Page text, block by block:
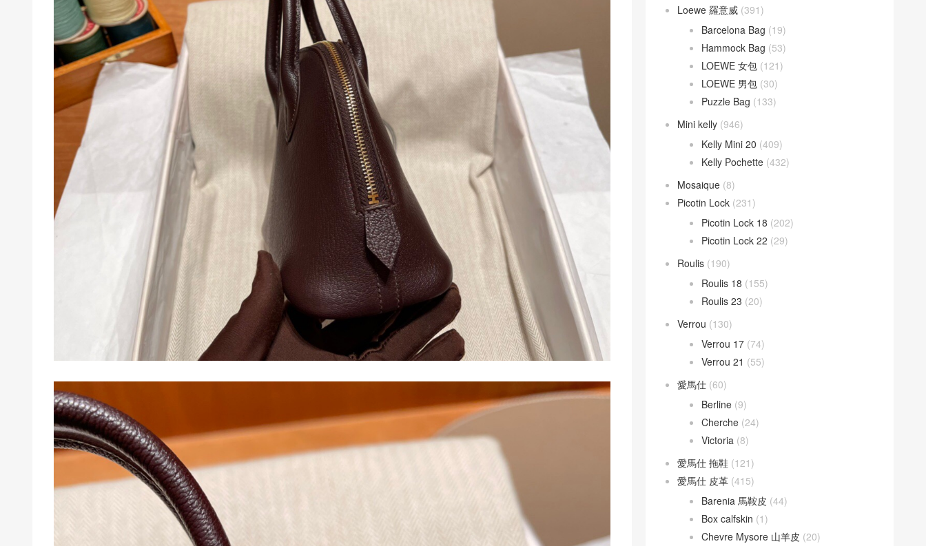
Loewe 羅意威 (391)
Barcelona Bag (19)
Hammock Bag (53)
LOEWE 女包 (121)
LOEWE 男包 (30)
Puzzle Bag (133)
Mini kelly (946)
Kelly Mini 20 (409)
Kelly Pochette (432)
Mosaique (8)
Picotin Lock (231)
Picotin Lock 18 (202)
Picotin Lock 22 (29)
Roulis (190)
Roulis 18 (155)
Roulis 23 (20)
Verrou (130)
Verrou 17 (74)
Verrou 21 (55)
愛馬仕 (60)
Berline (9)
Cherche (24)
Victoria (8)
愛馬仕 拖鞋 (121)
愛馬仕 皮革 (415)
Barenia 馬鞍皮 (44)
Box calfskin (1)
Chevre Mysore 山羊皮 (20)